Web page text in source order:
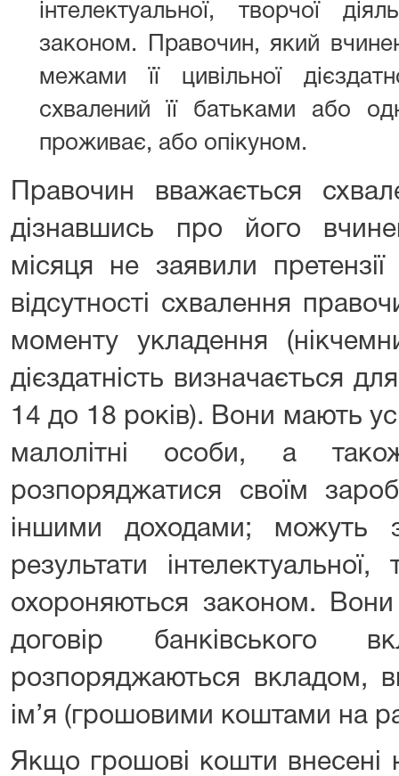
інтелектуальної, творчої
законом. Правочин, який
межами її цивільної
схвалений її батьками або
проживає, або опікуном.
Правочин вважається
дізнавшись про його
місяця не заявили
відсутності схвалення
моменту укладення
дієздатність визначається
14 до 18 років). Вони мають
малолітні особи, а
розпоряджатися своїм
іншими доходами; можуть
результати
охороняються законом.
договір банківського
розпоряджаються вкладом,
ім’я (грошовими коштами на
Якщо грошові кошти внесені